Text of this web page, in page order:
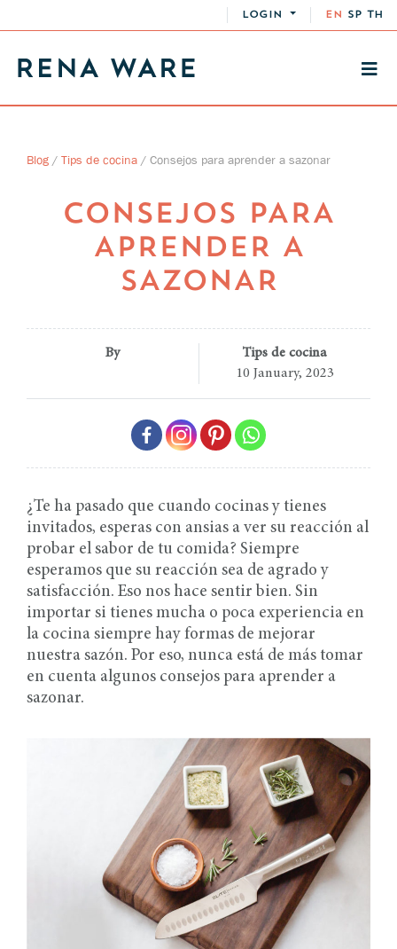
LOGIN EN SP TH
Blog / Tips de cocina / Consejos para aprender a sazonar
CONSEJOS PARA
APRENDER A
SAZONAR
By
Tips de cocina
10 January, 2023
¿Te ha pasado que cuando cocinas y tienes
invitados, esperas con ansias a ver su reacción al
probar el sabor de tu comida? Siempre
esperamos que su reacción sea de agrado y
satisfacción. Eso nos hace sentir bien. Sin
importar si tienes mucha o poca experiencia en
la cocina siempre hay formas de mejorar
nuestra sazón. Por eso, nunca está de más tomar
en cuenta algunos consejos para aprender a
sazonar.